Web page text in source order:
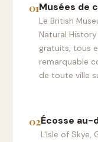
Musées de
Le British
Natural
gratuits, tous
remarquable
de toute ville
Écosse au-
L'Isle of Skye,